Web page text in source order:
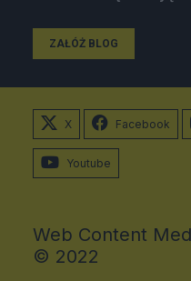
ZAŁÓŻ BLOG
X Facebook
Youtube
Web Content
© 2022